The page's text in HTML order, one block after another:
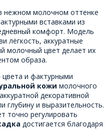
нежном молочном оттенке
вставками из
комфорт. Модель
лёгкость, аккуратные
молочный цвет делает их
образа.
цвета и фактурными
кожи молочного
декоративной
глубину и выразительность.
точно регулировать
достигается благодаря